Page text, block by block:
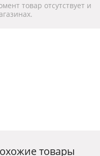
товар отсутствует и
товары